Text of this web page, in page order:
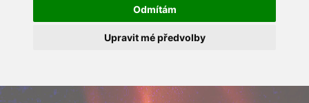
Odmítám
Upravit mé předvolby